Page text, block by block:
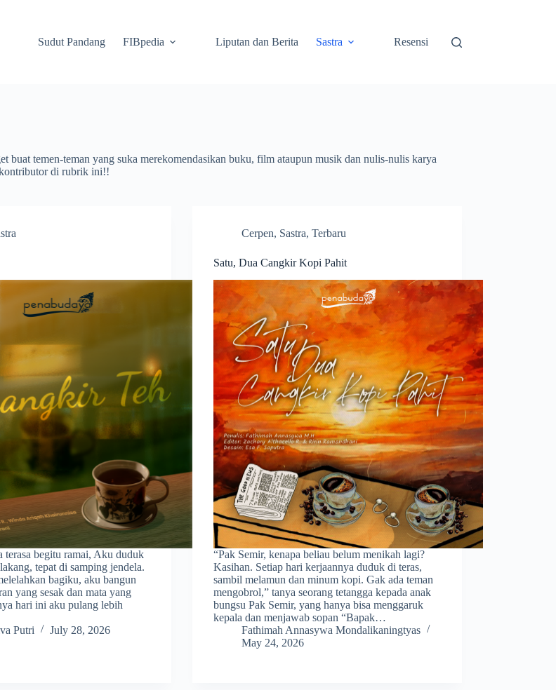
Sudut Pandang FIBpedia Liputan dan Berita Sastra Resensi
buat temen-teman yang suka merekomendasikan buku, film ataupun musik dan nulis-nulis karya
kontributor di rubrik ini!!
terasa begitu ramai, Aku duduk
tepat di samping jendela.
bagiku, aku bangun
yang sesak dan mata yang
hari ini aku pulang lebih
Putri
July 28, 2026
Cerpen, Sastra,Terbaru
Satu, Dua Cangkir Kopi Pahit
“Pak Semir, kenapa beliau belum menikah lagi?
Kasihan. Setiap hari kerjaannya duduk di teras,
sambil melamun dan minum kopi. Gak ada teman
mengobrol,” tanya seorang tetangga kepada anak
bungsu Pak Semir, yang hanya bisa menggaruk
kepala dan menjawab sopan “Bapak…
Fathimah Annasywa Mondalikaningtyas
May 24, 2026